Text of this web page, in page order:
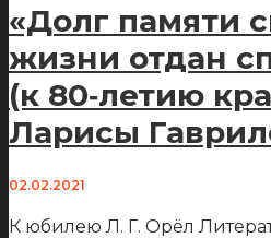
«Долг памяти
жизни отдан
(к 80‑летию
Ларисы
02.02.2021
К юбилею Л. Г. Орёл